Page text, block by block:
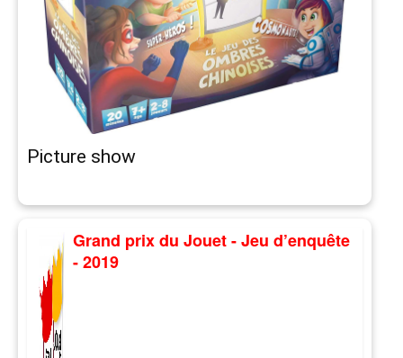
Picture show
Grand prix du Jouet - Jeu d’enquête
- 2019